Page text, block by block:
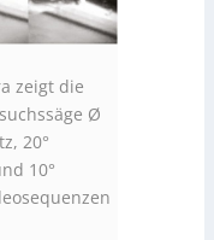
zeigt die
Ø
20°
10°